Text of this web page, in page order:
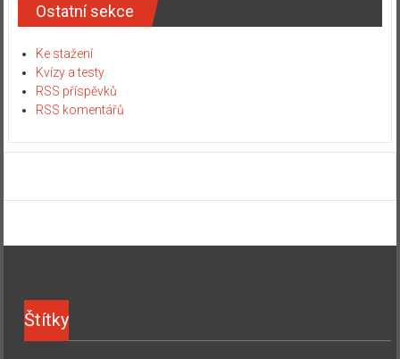
Ostatní sekce
Ke stažení
Kvízy a testy
RSS příspěvků
RSS komentářů
Štítky